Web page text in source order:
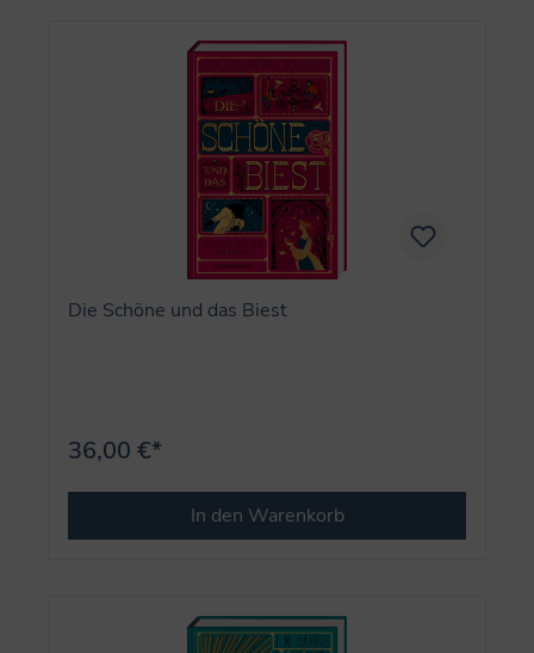
Die Schöne und das Biest
36,00 €*
In den Warenkorb